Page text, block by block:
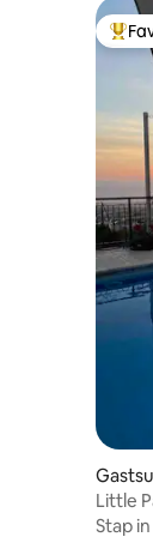
Little
Stap in